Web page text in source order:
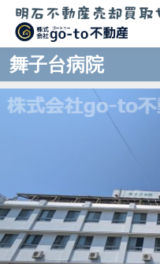
舞子台病院